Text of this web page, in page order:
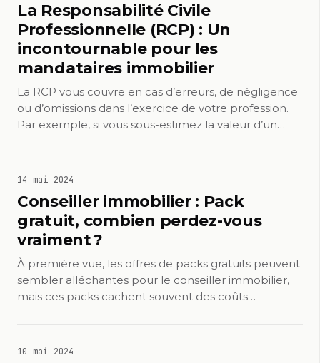
La Responsabilité Civile
Professionnelle (RCP) : Un
incontournable pour les
mandataires immobilier
La RCP vous couvre en cas d’erreurs, de négligence
ou d’omissions dans l’exercice de votre profession.
Par exemple, si vous sous-estimez la valeur d’un…
14 mai 2024
Conseiller immobilier : Pack
gratuit, combien perdez-vous
vraiment ?
À première vue, les offres de packs gratuits peuvent
sembler alléchantes pour le conseiller immobilier,
mais ces packs cachent souvent des coûts…
10 mai 2024